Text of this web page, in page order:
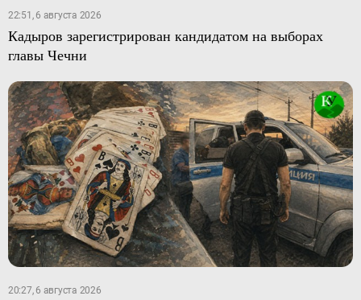
22:51, 6 августа 2026
Кадыров зарегистрирован кандидатом на выборах
главы Чечни
20:27, 6 августа 2026